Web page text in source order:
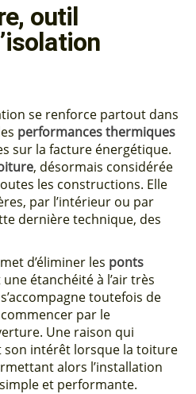
outil
se renforce partout dans
performances thermiques
sur la facture énergétique.
, désormais considérée
les constructions. Elle
par l’intérieur ou par
dernière technique, des
d’éliminer les ponts
étanchéité à l’air très
toutefois de
par le
Une raison qui
son intérêt lorsque la toiture
alors l’installation
et performante.